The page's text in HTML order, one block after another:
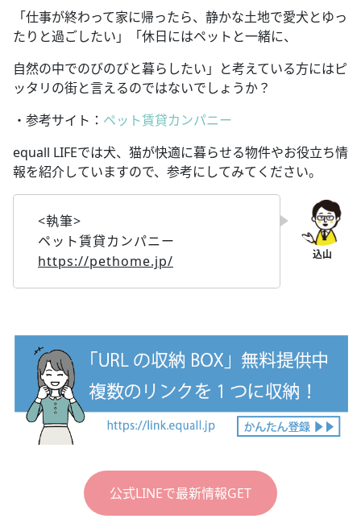
「仕事が終わって家に帰ったら、静かな土地で愛犬とゆっ
たりと過ごしたい」「休日にはペットと一緒に、
自然の中でのびのびと暮らしたい」と考えている方にはピ
ッタリの街と言えるのではないでしょうか？
・参考サイト： ペット賃貸カンパニー
equall LIFEでは犬、猫が快適に暮らせる物件やお役立ち情
報を紹介していますので、参考にしてみてください。
<執筆>
ペット賃貸カンパニー
https://pethome.jp/
公式LINEで最新情報GET